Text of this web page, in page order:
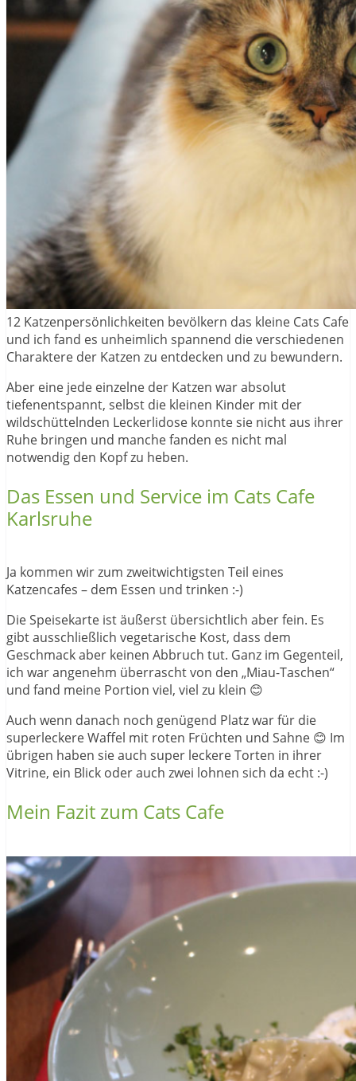
12 Katzenpersönlichkeiten bevölkern das kleine Cats Cafe
und ich fand es unheimlich spannend die verschiedenen
Charaktere der Katzen zu entdecken und zu bewundern.
Aber eine jede einzelne der Katzen war absolut
tiefenentspannt, selbst die kleinen Kinder mit der
wildschüttelnden Leckerlidose konnte sie nicht aus ihrer
Ruhe bringen und manche fanden es nicht mal
notwendig den Kopf zu heben.
Das Essen und Service im Cats Cafe
Karlsruhe
Ja kommen wir zum zweitwichtigsten Teil eines
Katzencafes – dem Essen und trinken :-)
Die Speisekarte ist äußerst übersichtlich aber fein. Es
gibt ausschließlich vegetarische Kost, dass dem
Geschmack aber keinen Abbruch tut. Ganz im Gegenteil,
ich war angenehm überrascht von den „Miau-Taschen“
und fand meine Portion viel, viel zu klein 😊
Auch wenn danach noch genügend Platz war für die
superleckere Waffel mit roten Früchten und Sahne 😊 Im
übrigen haben sie auch super leckere Torten in ihrer
Vitrine, ein Blick oder auch zwei lohnen sich da echt :-)
Mein Fazit zum Cats Cafe